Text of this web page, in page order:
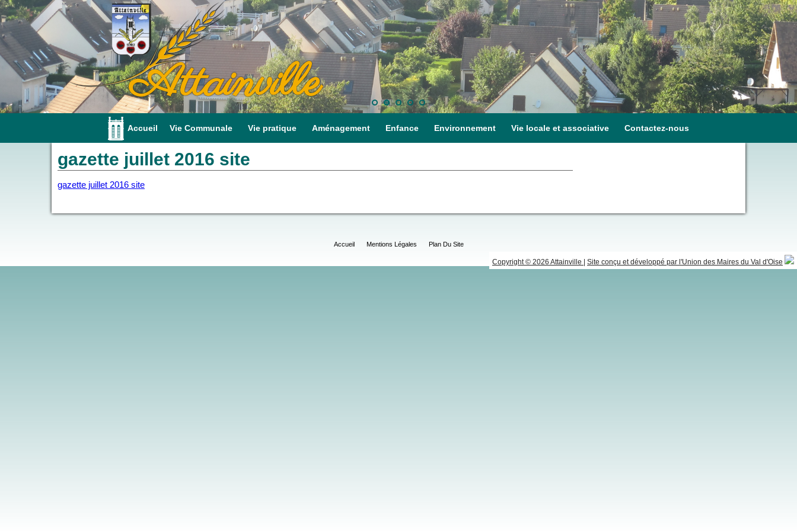
Attainville
Accueil Vie Communale Vie pratique Aménagement Enfance Environnement Vie locale et associative Contactez-nous
gazette juillet 2016 site
gazette juillet 2016 site
Accueil Mentions Légales Plan Du Site
Copyright © 2026 Attainville Site conçu et développé par l'Union des Maires du Val d'Oise